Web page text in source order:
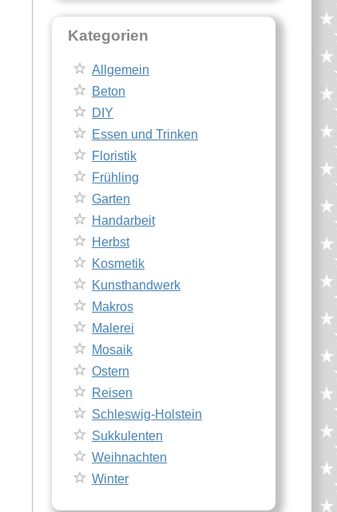
Kategorien
Allgemein
Beton
DIY
Essen und Trinken
Floristik
Frühling
Garten
Handarbeit
Herbst
Kosmetik
Kunsthandwerk
Makros
Malerei
Mosaik
Ostern
Reisen
Schleswig-Holstein
Sukkulenten
Weihnachten
Winter